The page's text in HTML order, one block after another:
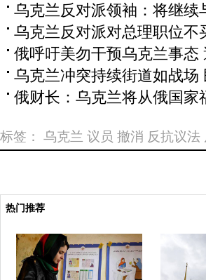
乌克兰反对派领袖：将继续
乌克兰反对派对总理职位不
俄呼吁美勿干预乌克兰事态
乌克兰冲突持续街道如战
俄财长：乌克兰将从俄国家
标签： 乌克兰 议员 撤消 反抗议法
热门推荐